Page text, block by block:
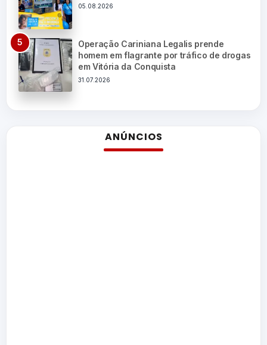
05.08.2026
Operação Cariniana Legalis prende
homem em flagrante por tráfico de drogas
em Vitória da Conquista
31.07.2026
ANÚNCIOS